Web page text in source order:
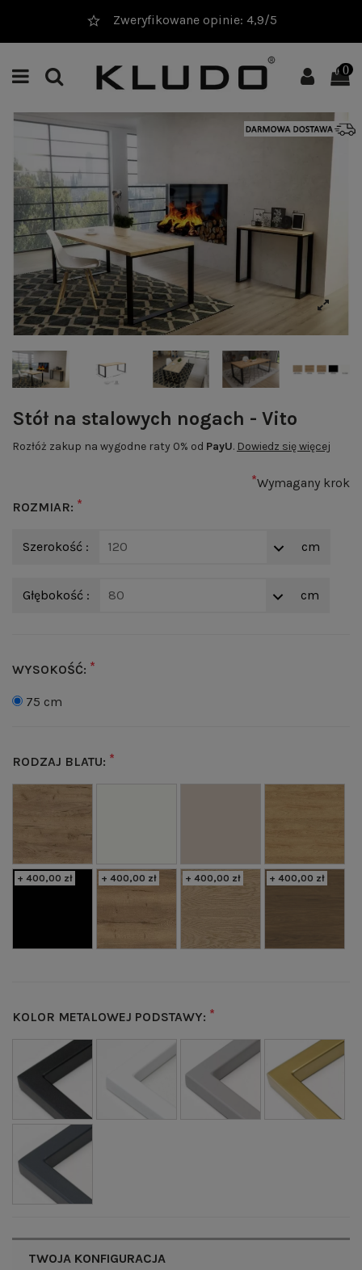
Zweryfikowane opinie: 4,9/5
0
Stół na stalowych nogach - Vito
Rozłóż zakup na wygodne raty 0% od PayU. Dowiedz się więcej
*Wymagany krok
ROZMIAR: *
Szerokość : 120 cm
Głębokość : 80 cm
WYSOKOŚĆ: *
75 cm
RODZAJ BLATU: *
+ 400,00 zł + 400,00 zł + 400,00 zł + 400,00 zł
KOLOR METALOWEJ PODSTAWY: *
TWOJA KONFIGURACJA